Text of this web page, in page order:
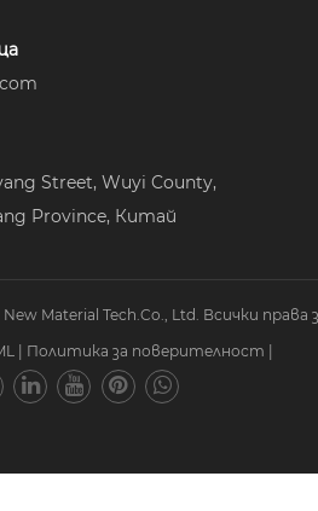
Street, Wuyi County,
Province, Китай
Material Tech.Co., Ltd. Всички права
| Политика за поверителност |